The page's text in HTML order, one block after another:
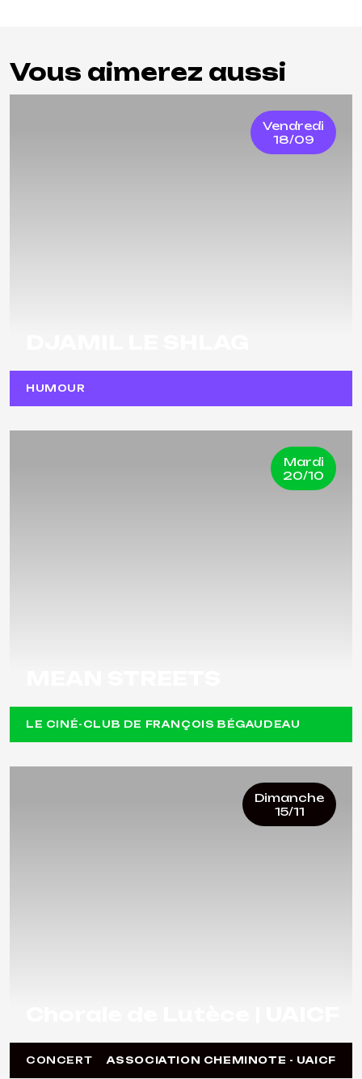
Vous aimerez aussi
Vendredi
18/09
HUMOUR
Mardi
20/10
LE CINÉ-CLUB DE FRANÇOIS BÉGAUDEAU
Dimanche
15/11
CONCERT ASSOCIATION CHEMINOTE - UAICF